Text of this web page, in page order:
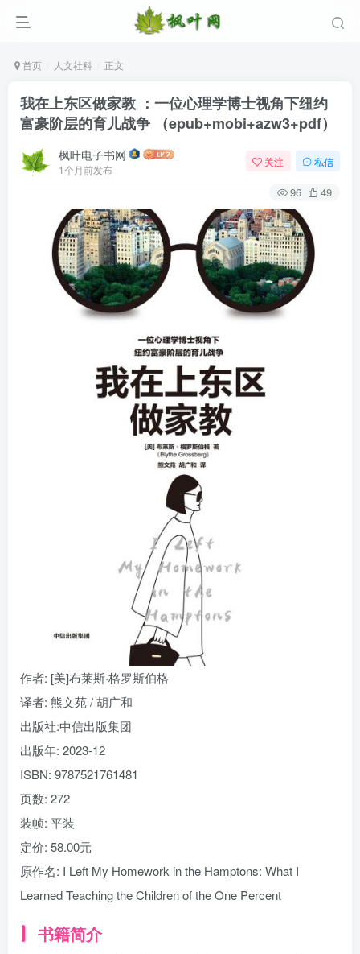
首页 人文社科 正文
我在上东区做家教 ：一位心理学博士视角下纽约
富豪阶层的育儿战争 （epub+mobi+azw3+pdf）
枫叶电子书网
1个月前发布
关注 私信
96 49
作者: [美]布莱斯·格罗斯伯格
译者: 熊文苑 / 胡广和
出版社:中信出版集团
出版年: 2023-12
ISBN: 9787521761481
页数: 272
装帧: 平装
定价: 58.00元
原作名: I Left My Homework in the Hamptons: What I
Learned Teaching the Children of the One Percent
书籍简介
登录
没有账号？立即注册
用户名/手机号/邮箱
记住登录 找回密码 |免密登录
登录
社交账号登录